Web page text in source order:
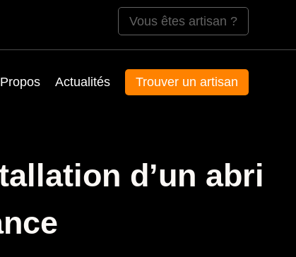
Vous êtes artisan ?
Actualités Trouver un artisan
d’un abri